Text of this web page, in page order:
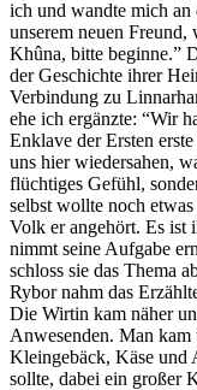
ich und wandte mich
unserem neuen Freund,
Khûna, bitte beginne.”
der Geschichte ihrer
Verbindung zu
ehe ich ergänzte: “Wir
Enklave der Ersten
uns hier wiedersahen,
flüchtiges Gefühl,
selbst wollte noch
Volk er angehört. Es ist
nimmt seine Aufgabe
schloss sie das Thema
Rybor nahm das
Die Wirtin kam näher
Anwesenden. Man kam
Kleingebäck, Käse und
sollte, dabei ein großer